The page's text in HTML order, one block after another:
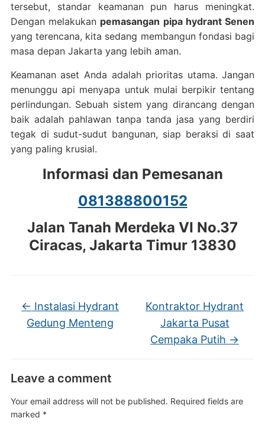
tersebut, standar keamanan pun harus meningkat.
Dengan melakukan pemasangan pipa hydrant Senen
yang terencana, kita sedang membangun fondasi bagi
masa depan Jakarta yang lebih aman.
Keamanan aset Anda adalah prioritas utama. Jangan
menunggu api menyapa untuk mulai berpikir tentang
perlindungan. Sebuah sistem yang dirancang dengan
baik adalah pahlawan tanpa tanda jasa yang berdiri
tegak di sudut-sudut bangunan, siap beraksi di saat
yang paling krusial.
Informasi dan Pemesanan
081388800152
Jalan Tanah Merdeka VI No.37
Ciracas, Jakarta Timur 13830
← Instalasi Hydrant
Gedung Menteng
Kontraktor Hydrant
Jakarta Pusat
Cempaka Putih →
Leave a comment
Your email address will not be published. Required fields are
marked *